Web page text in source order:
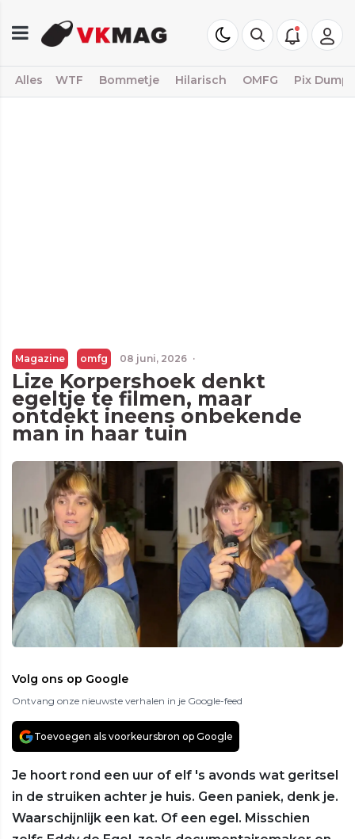
Alles WTF Bommetje Hilarisch OMFG Pix Dump
Magazine omfg 08 juni, 2026 ·
Lize Korpershoek denkt
egeltje te filmen, maar
ontdekt ineens onbekende
man in haar tuin
Volg ons op Google
Ontvang onze nieuwste verhalen in je Google-feed
Toevoegen als voorkeursbron op Google
Je hoort rond een uur of elf 's avonds wat geritsel
in de struiken achter je huis. Geen paniek, denk je.
Waarschijnlijk een kat. Of een egel. Misschien